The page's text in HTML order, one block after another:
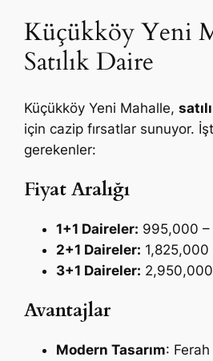
Küçükköy Yeni
Satılık Daire
Küçükköy Yeni Mahalle,
için cazip fırsatlar sunuyor.
gerekenler:
Fiyat Aralığı
1+1 Daireler: 995,000
2+1 Daireler:
3+1 Daireler:
Avantajlar
Modern Tasarım: Ferah